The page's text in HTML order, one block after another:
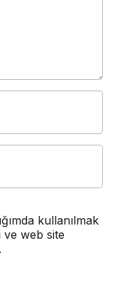
kullanılmak
ve web site